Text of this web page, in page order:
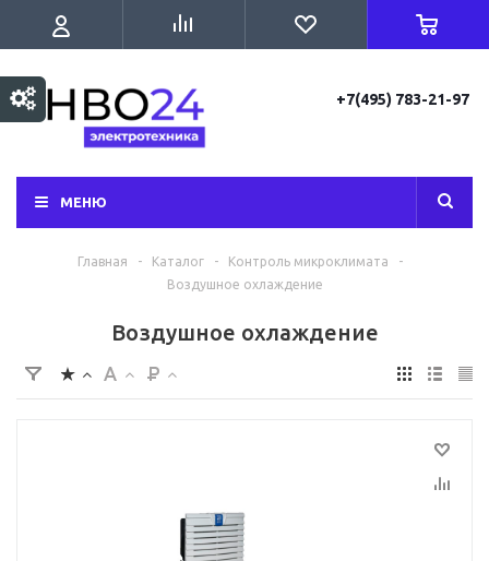
+7(495) 783-21-97
МЕНЮ
Главная - Каталог - Контроль микроклимата
-
Воздушное охлаждение
Воздушное охлаждение